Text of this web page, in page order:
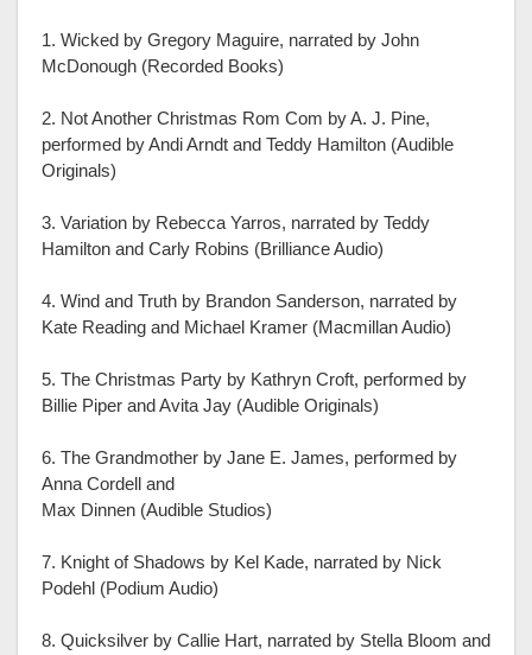
1. Wicked by Gregory Maguire, narrated by John
McDonough (Recorded Books)
2. Not Another Christmas Rom Com by A. J. Pine,
performed by Andi Arndt and Teddy Hamilton (Audible
Originals)
3. Variation by Rebecca Yarros, narrated by Teddy
Hamilton and Carly Robins (Brilliance Audio)
4. Wind and Truth by Brandon Sanderson, narrated by
Kate Reading and Michael Kramer (Macmillan Audio)
5. The Christmas Party by Kathryn Croft, performed by
Billie Piper and Avita Jay (Audible Originals)
6. The Grandmother by Jane E. James, performed by
Anna Cordell and
Max Dinnen (Audible Studios)
7. Knight of Shadows by Kel Kade, narrated by Nick
Podehl (Podium Audio)
8. Quicksilver by Callie Hart, narrated by Stella Bloom and